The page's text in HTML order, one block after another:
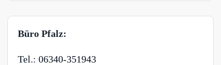
Büro Pfalz:
Tel.: 06340-351943